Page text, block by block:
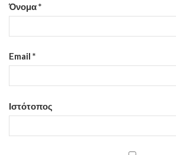
Όνομα*
Email *
Ιστότοπος